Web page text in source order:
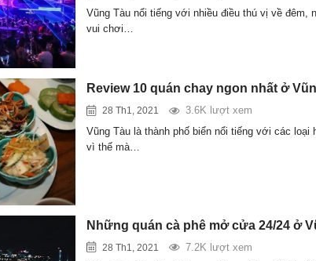
Vũng Tàu nổi tiếng với nhiều điều thú vị về đêm,
vui chơi…
Review 10 quán chay ngon nhất ở
28 Th1, 2021
3.6K lượt xem
Vũng Tàu là thành phố biển nổi tiếng với các
vì thế mà…
Những quán cà phê mở cửa 24/24 ở
28 Th1, 2021
7.2K lượt xem